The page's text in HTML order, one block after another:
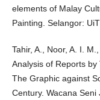
elements of Malay
Painting. Selangor:
Tahir, A., Noor, A. I.
Analysis of Reports
The Graphic against
Century. Wacana